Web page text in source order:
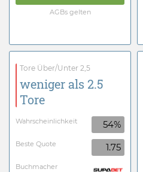
AGBs gelten
Tore Über/Unter 2,5
weniger als 2.5
Tore
Wahrscheinlichkeit 54%
Beste Quote 1.75
Buchmacher